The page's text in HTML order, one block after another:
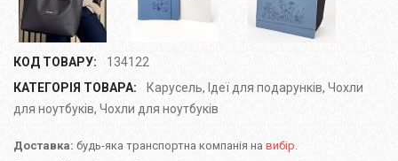
КОД ТОВАРУ:
134122
КАТЕГОРІЯ ТОВАРА:
Карусель, Ідеї для подарунків, Чохли
для ноутбуків, Чохли для ноутбуків
Доставка: будь-яка транспортна компанія на вибір.